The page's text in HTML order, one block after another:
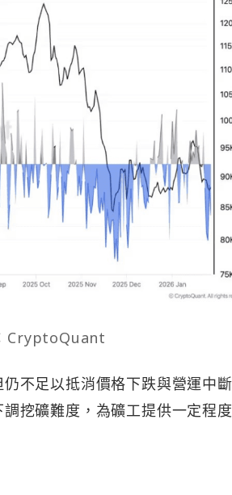
CryptoQuant
不足以抵消價格下跌與營運中
挖礦難度，為礦工提供一定程